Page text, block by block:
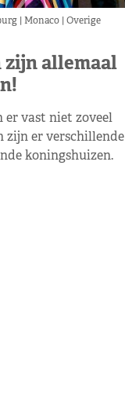
Monaco Overige
zijn allemaal
vast niet zoveel
zijn er verschillende
koningshuizen.